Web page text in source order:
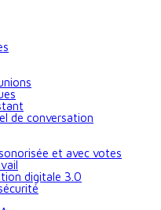
de conversation
et avec votes
digitale 3.0